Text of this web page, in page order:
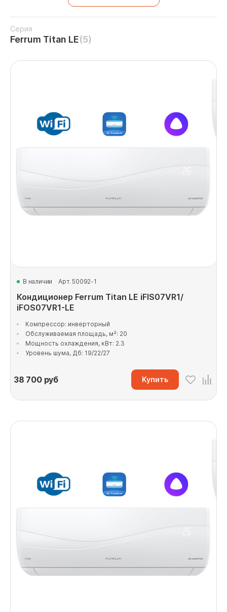
Серия
Ferrum Titan LE(5)
В наличии Арт. 50092-1
Кондиционер Ferrum Titan LE iFIS07VR1/
iFOS07VR1-LE
Компрессор: инверторный
Обслуживаемая площадь, м²: 20
Мощность охлаждения, кВт: 2.3
Уровень шума, Дб: 19/22/27
38 700руб Купить